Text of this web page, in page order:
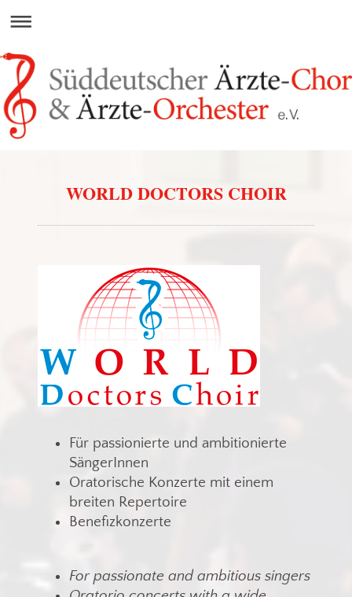
WORLD DOCTORS CHOIR
Für passionierte und ambitionierte
SängerInnen
Oratorische Konzerte mit einem
breiten Repertoire
Benefizkonzerte
For passionate and ambitious singers